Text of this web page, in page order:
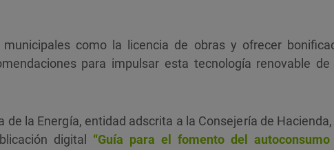
como la licencia de obras y ofrecer
para impulsar esta tecnología renovable
de la Energía, entidad adscrita a la Consejería de
digital “Guía para el fomento del